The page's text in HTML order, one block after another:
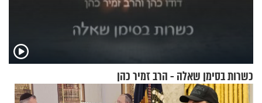
כשרות בסימן שאלה - הרב זמיר כהן